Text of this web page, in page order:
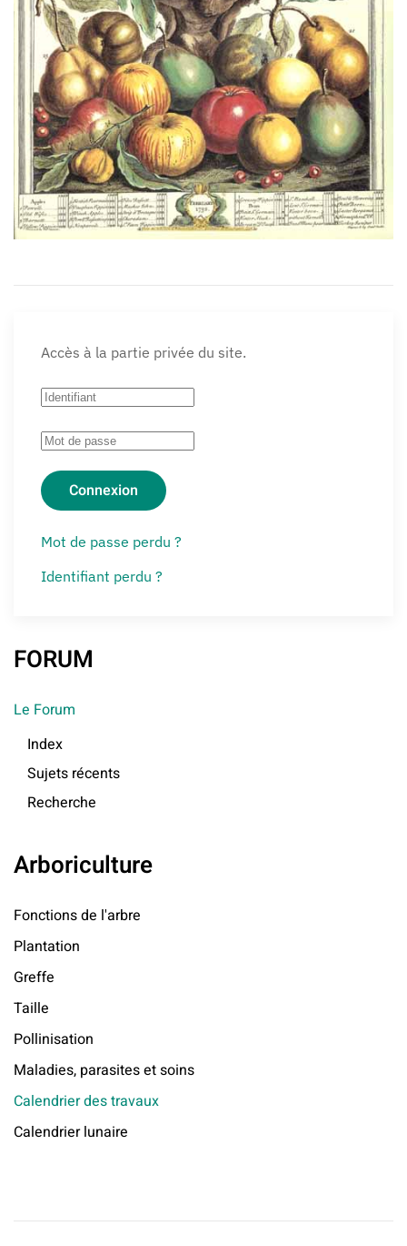
Accès à la partie privée du site.
Connexion
Mot de passe perdu ?
Identifiant perdu ?
FORUM
Le Forum
Index
Sujets récents
Recherche
Arboriculture
Fonctions de l'arbre
Plantation
Greffe
Taille
Pollinisation
Maladies, parasites et soins
Calendrier des travaux
Calendrier lunaire